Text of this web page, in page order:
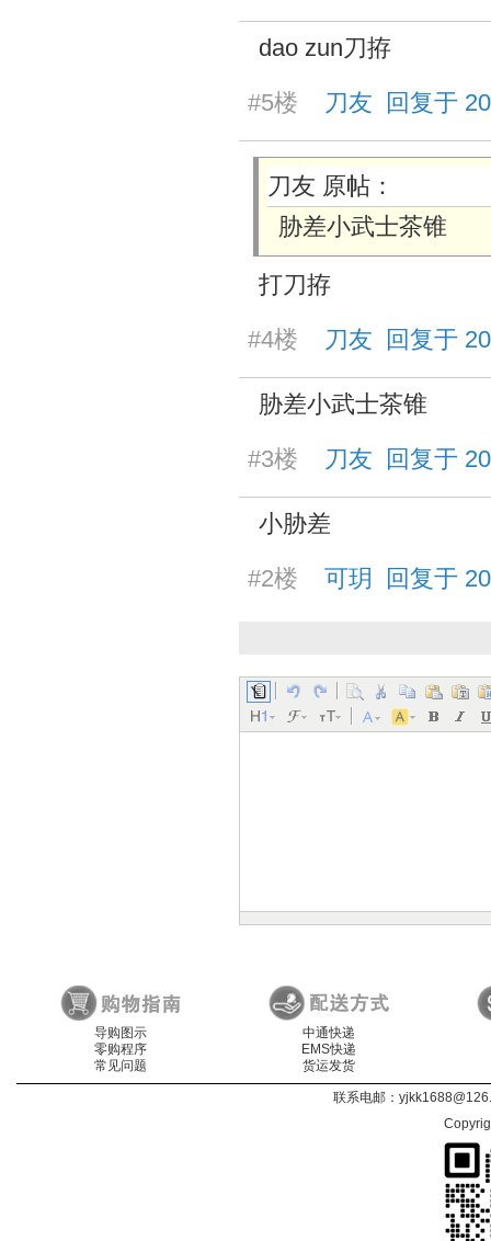
dao zun刀拵
#5楼 刀友 回复于
刀友 原帖：
胁差小武士茶锥
打刀拵
#4楼 刀友 回复于
胁差小武士茶锥
#3楼 刀友 回复于
小胁差
#2楼 可玥 回复于
导购图示
零购程序
常见问题
中通快递
EMS快递
货运发货
联系电邮：